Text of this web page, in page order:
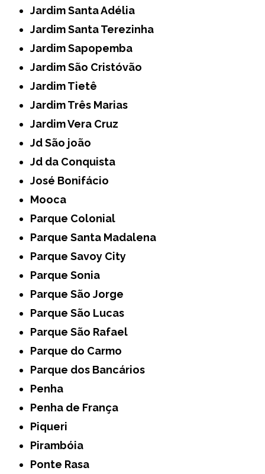
Jardim Santa Adélia
Jardim Santa Terezinha
Jardim Sapopemba
Jardim São Cristóvão
Jardim Tietê
Jardim Três Marias
Jardim Vera Cruz
Jd São joão
Jd da Conquista
José Bonifácio
Mooca
Parque Colonial
Parque Santa Madalena
Parque Savoy City
Parque Sonia
Parque São Jorge
Parque São Lucas
Parque São Rafael
Parque do Carmo
Parque dos Bancários
Penha
Penha de França
Piqueri
Pirambóia
Ponte Rasa